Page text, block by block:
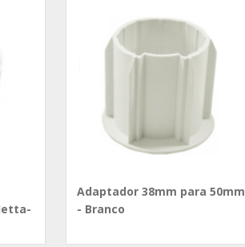
Adaptador 38mm para 50mm
- Branco